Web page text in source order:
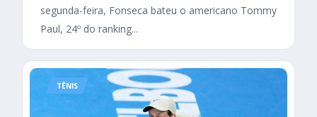
segunda-feira, Fonseca bateu o americano Tommy
Paul, 24º do ranking...
TÊNIS